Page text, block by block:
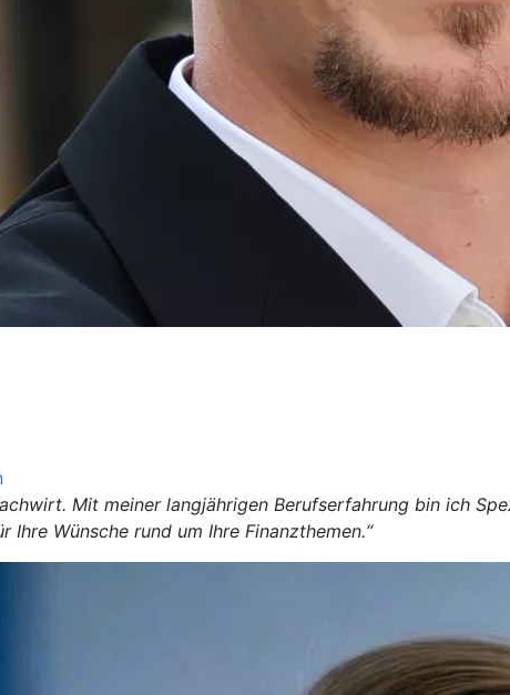
Mit meiner langjährigen Berufserfahrung bin ich
Wünsche rund um Ihre Finanzthemen.“